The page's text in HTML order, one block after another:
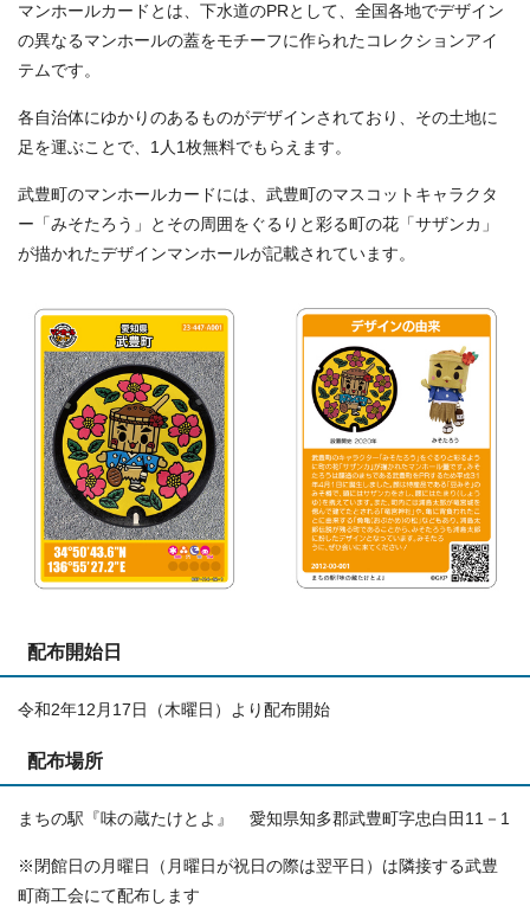
マンホールカードとは、下水道のPRとして、全国各地でデザイン
の異なるマンホールの蓋をモチーフに作られたコレクションアイ
テムです。
各自治体にゆかりのあるものがデザインされており、その土地に
足を運ぶことで、1人1枚無料でもらえます。
武豊町のマンホールカードには、武豊町のマスコットキャラクタ
ー「みそたろう」とその周囲をぐるりと彩る町の花「サザンカ」
が描かれたデザインマンホールが記載されています。
配布開始日
令和2年12月17日（木曜日）より配布開始
配布場所
まちの駅『味の蔵たけとよ』 愛知県知多郡武豊町字忠白田11－1
※閉館日の月曜日（月曜日が祝日の際は翌平日）は隣接する武豊
町商工会にて配布します